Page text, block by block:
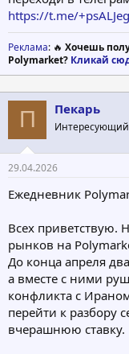
https://t.me/
Реклама: 🔥 Хочешь
Polymarket? Кликай
П Пекарь
29.04.2026
Ежедневник
Всех приветствую.
рынков на
До конца апреля
а вместе с ними
конфликта с
перейти к разбору
вчерашнюю ставку.